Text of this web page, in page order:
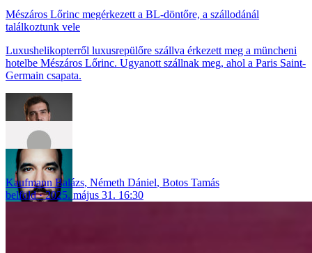
Mészáros Lőrinc megérkezett a BL-döntőre, a szállodánál
találkoztunk vele
Luxushelikopterről luxusrepülőre szállva érkezett meg a müncheni
hotelbe Mészáros Lőrinc. Ugyanott szállnak meg, ahol a Paris Saint-
Germain csapata.
Kaufmann Balázs, Németh Dániel, Botos Tamás
belföld
2025. május 31. 16:30